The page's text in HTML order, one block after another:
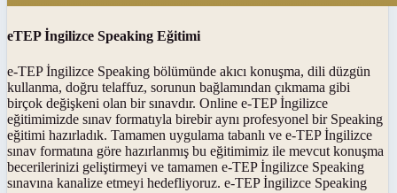
eTEP İngilizce Speaking Eğitimi
e-TEP İngilizce Speaking bölümünde akıcı konuşma, dili düzgün
kullanma, doğru telaffuz, sorunun bağlamından çıkmama gibi
birçok değişkeni olan bir sınavdır. Online e-TEP İngilizce
eğitimimizde sınav formatıyla birebir aynı profesyonel bir Speaking
eğitimi hazırladık. Tamamen uygulama tabanlı ve e-TEP İngilizce
sınav formatına göre hazırlanmış bu eğitimimiz ile mevcut konuşma
becerilerinizi geliştirmeyi ve tamamen e-TEP İngilizce Speaking
sınavına kanalize etmeyi hedefliyoruz. e-TEP İngilizce Speaking